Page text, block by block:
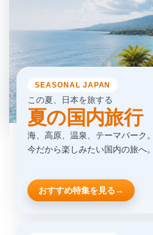
SEASONAL JAPAN
この夏、日本を旅する
夏の国内旅行
海、高原、温泉、テーマパーク。
今だから楽しみたい国内の旅へ。
おすすめ特集を見る→